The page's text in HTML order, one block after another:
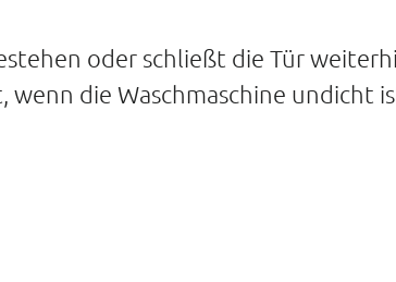
oder schließt die Tür
wenn die Waschmaschine undicht